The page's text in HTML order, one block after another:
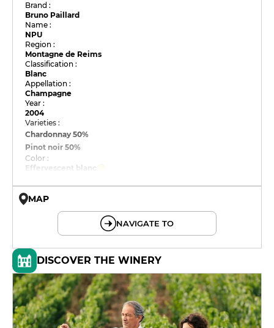
Brand :
Bruno Paillard
Name :
NPU
Region :
Montagne de Reims
Classification :
Blanc
Appellation :
Champagne
Year :
2004
Varieties :
Chardonnay50%
Pinot noir50%
Color :
Effervescent blanc
MAP
NAVIGATE TO
DISCOVER THE WINERY